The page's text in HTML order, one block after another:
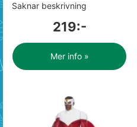
Saknar beskrivning
219:-
Mer info »